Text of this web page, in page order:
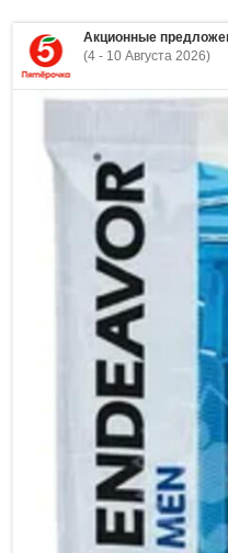
Акционные
(4 - 10 Августа 2026)